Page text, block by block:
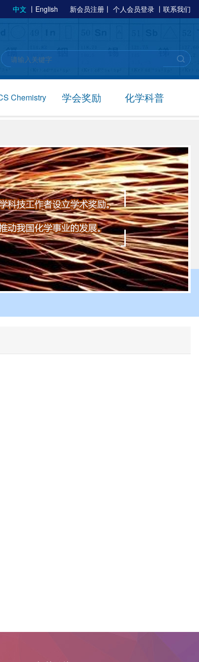
中文 丨 English 新会员注册 丨 个人会员登录 丨 联系我们
Chemistry 学会奖励 化学科普